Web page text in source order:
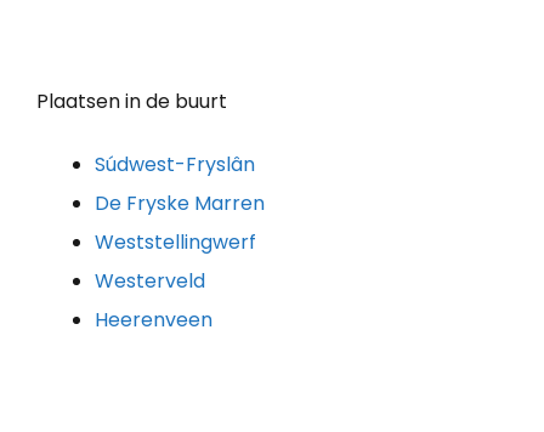
Plaatsen in de buurt
Súdwest-Fryslân
De Fryske Marren
Weststellingwerf
Westerveld
Heerenveen